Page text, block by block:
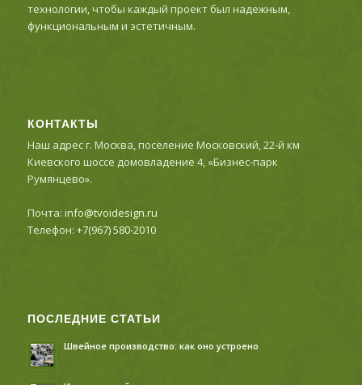
технологии, чтобы каждый проект был надежным,
функциональным и эстетичным.
КОНТАКТЫ
Наш адрес г. Москва, поселение Московский, 22-й км
Киевского шоссе домовладение 4, «Бизнес-парк
Румянцево».
Почта: info@tvoidesign.ru
Телефон: +7(967) 580-2010
ПОСЛЕДНИЕ СТАТЬИ
Швейное производство: как оно устроено